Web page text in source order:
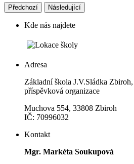
Předchozí Následující
Kde nás najdete
Adresa
Základní škola J.V.Sládka Zbiroh,
příspěvková organizace
Muchova 554, 33808 Zbiroh
IČ: 70996032
Kontakt
Mgr. Markéta Soukupová